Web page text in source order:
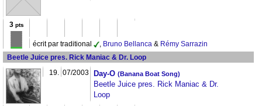
3pts
écrit par traditional , Bruno Bellanca & Rémy Sarrazin
Beetle Juice pres. Rick Maniac & Dr. Loop
19. 07/2003 Day-O (Banana Boat Song)
Beetle Juice pres. Rick Maniac & Dr.
Loop